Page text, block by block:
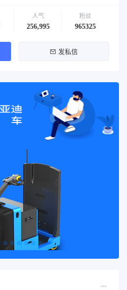
人气
256,995
粉丝
965325
发私信